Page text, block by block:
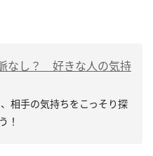
なし？ 好きな人の気持
相手の気持ちをこっそり探
！